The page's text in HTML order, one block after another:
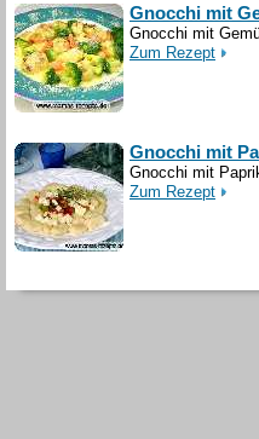
Gnocchi mit
Gnocchi mit
Zum Rezept
Gnocchi mit
Gnocchi mit
Zum Rezept